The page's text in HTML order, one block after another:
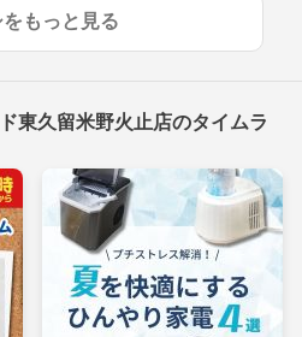
もっと見る
東久留米野火止店のタイムラ